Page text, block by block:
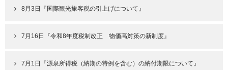
8月3日『国際観光旅客税の引上げについて』
7月16日『令和8年度税制改正 物価高対策の新制度』
7月1日『源泉所得税（納期の特例を含む）の納付期限について』